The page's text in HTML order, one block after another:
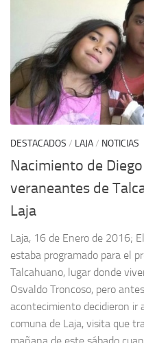
DESTACADOS / LAJA/ NOTICIAS
Nacimiento de
veraneantes de
Laja
Laja, 16 de Enero de 2016;
estaba programado para el
Talcahuano, lugar donde
Osvaldo Troncoso, pero
acontecimiento decidieron ir
comuna de Laja, visita que